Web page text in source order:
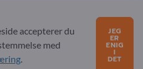
accepterer du
med
.
JEG
ER
ENIG
I
DET